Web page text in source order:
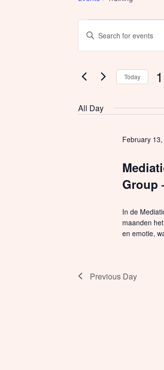
Events
for
Events
Search
and
Views
Enter
for
Events
Keyword.
Today
All Day
Group
February
In de
maanden
en emotie,
Previous Day